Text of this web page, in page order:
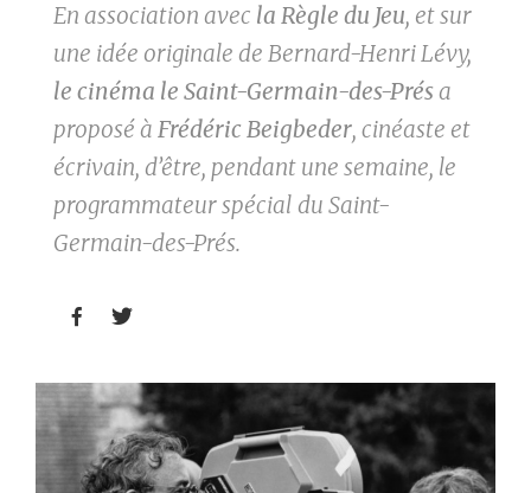
En association avec la Règle du Jeu, et sur
une idée originale de Bernard-Henri Lévy,
le cinéma le Saint-Germain-des-Présa
proposé à Frédéric Beigbeder, cinéaste et
écrivain, d’être, pendant une semaine, le
programmateur spécial du Saint-
Germain-des-Prés.
 